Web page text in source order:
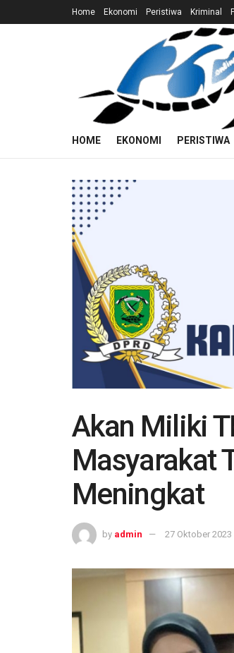
Home Ekonomi Peristiwa Kriminal
HOME EKONOMI PERISTIWA
Akan Miliki
Masyarakat
Meningkat
by admin 27 Oktober 2023